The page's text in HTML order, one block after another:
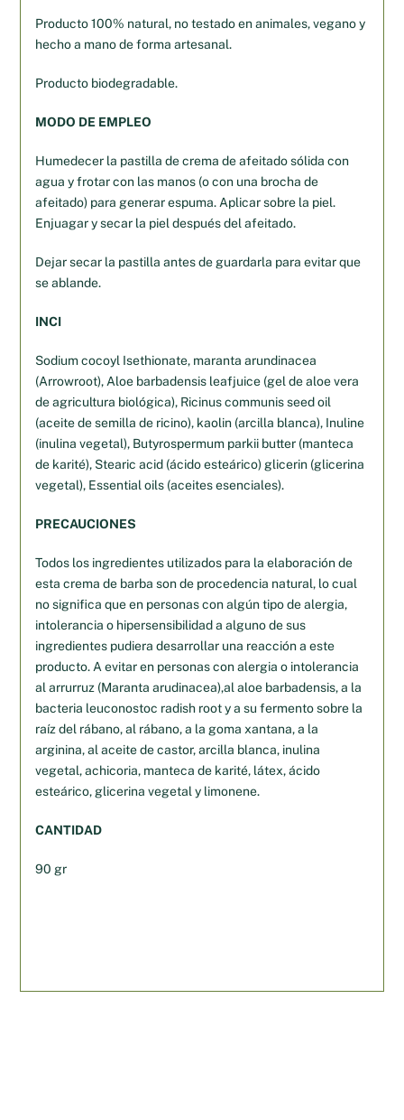
Producto 100% natural, no testado en animales, vegano y
hecho a mano de forma artesanal.
Producto biodegradable.
MODO DE EMPLEO
Humedecer la pastilla de crema de afeitado sólida con
agua y frotar con las manos (o con una brocha de
afeitado) para generar espuma. Aplicar sobre la piel.
Enjuagar y secar la piel después del afeitado.
Dejar secar la pastilla antes de guardarla para evitar que
se ablande.
INCI
Sodium cocoyl Isethionate, maranta arundinacea
(Arrowroot), Aloe barbadensis leafjuice (gel de aloe vera
de agricultura biológica), Ricinus communis seed oil
(aceite de semilla de ricino), kaolin (arcilla blanca), Inuline
(inulina vegetal), Butyrospermum parkii butter (manteca
de karité), Stearic acid (ácido esteárico) glicerin (glicerina
vegetal), Essential oils (aceites esenciales).
PRECAUCIONES
Todos los ingredientes utilizados para la elaboración de
esta crema de barba son de procedencia natural, lo cual
no significa que en personas con algún tipo de alergia,
intolerancia o hipersensibilidad a alguno de sus
ingredientes pudiera desarrollar una reacción a este
producto. A evitar en personas con alergia o intolerancia
al arrurruz (Maranta arudinacea),al aloe barbadensis, a la
bacteria leuconostoc radish root y a su fermento sobre la
raíz del rábano, al rábano, a la goma xantana, a la
arginina, al aceite de castor, arcilla blanca, inulina
vegetal, achicoria, manteca de karité, látex, ácido
esteárico, glicerina vegetal y limonene.
CANTIDAD
90 gr